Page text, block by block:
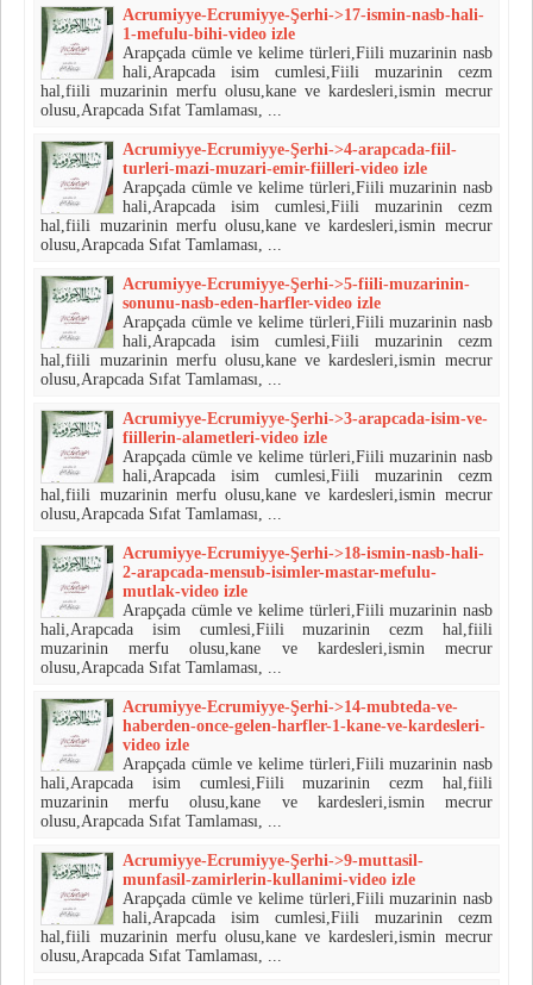
Acrumiyye-Ecrumiyye-Şerhi->17-ismin-nasb-hali-
1-mefulu-bihi-video izle
Arapçada cümle ve kelime türleri,Fiili muzarinin nasb
hali,Arapcada isim cumlesi,Fiili muzarinin cezm
hal,fiili muzarinin merfu olusu,kane ve kardesleri,ismin mecrur
olusu,Arapcada Sıfat Tamlaması, ...
Acrumiyye-Ecrumiyye-Şerhi->4-arapcada-fiil-
turleri-mazi-muzari-emir-fiilleri-video izle
Arapçada cümle ve kelime türleri,Fiili muzarinin nasb
hali,Arapcada isim cumlesi,Fiili muzarinin cezm
hal,fiili muzarinin merfu olusu,kane ve kardesleri,ismin mecrur
olusu,Arapcada Sıfat Tamlaması, ...
Acrumiyye-Ecrumiyye-Şerhi->5-fiili-muzarinin-
sonunu-nasb-eden-harfler-video izle
Arapçada cümle ve kelime türleri,Fiili muzarinin nasb
hali,Arapcada isim cumlesi,Fiili muzarinin cezm
hal,fiili muzarinin merfu olusu,kane ve kardesleri,ismin mecrur
olusu,Arapcada Sıfat Tamlaması, ...
Acrumiyye-Ecrumiyye-Şerhi->3-arapcada-isim-ve-
fiillerin-alametleri-video izle
Arapçada cümle ve kelime türleri,Fiili muzarinin nasb
hali,Arapcada isim cumlesi,Fiili muzarinin cezm
hal,fiili muzarinin merfu olusu,kane ve kardesleri,ismin mecrur
olusu,Arapcada Sıfat Tamlaması, ...
Acrumiyye-Ecrumiyye-Şerhi->18-ismin-nasb-hali-
2-arapcada-mensub-isimler-mastar-mefulu-
mutlak-video izle
Arapçada cümle ve kelime türleri,Fiili muzarinin nasb
hali,Arapcada isim cumlesi,Fiili muzarinin cezm hal,fiili
muzarinin merfu olusu,kane ve kardesleri,ismin mecrur
olusu,Arapcada Sıfat Tamlaması, ...
Acrumiyye-Ecrumiyye-Şerhi->14-mubteda-ve-
haberden-once-gelen-harfler-1-kane-ve-kardesleri-
video izle
Arapçada cümle ve kelime türleri,Fiili muzarinin nasb
hali,Arapcada isim cumlesi,Fiili muzarinin cezm hal,fiili
muzarinin merfu olusu,kane ve kardesleri,ismin mecrur
olusu,Arapcada Sıfat Tamlaması, ...
Acrumiyye-Ecrumiyye-Şerhi->9-muttasil-
munfasil-zamirlerin-kullanimi-video izle
Arapçada cümle ve kelime türleri,Fiili muzarinin nasb
hali,Arapcada isim cumlesi,Fiili muzarinin cezm
hal,fiili muzarinin merfu olusu,kane ve kardesleri,ismin mecrur
olusu,Arapcada Sıfat Tamlaması, ...